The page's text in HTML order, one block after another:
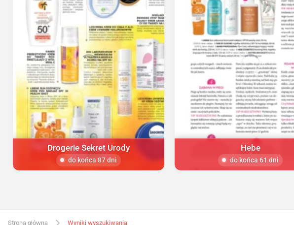
Drogerie Sekret Urody
do końca 87 dni
Hebe
do końca 61 dni
Strona główna Wyniki wyszukiwania